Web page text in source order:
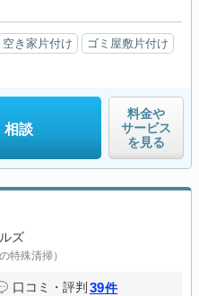
空き家片付け
ゴミ屋敷片付け
相談
料金や
サービス
を見る
ズ
特殊清掃）
口コミ・評判 39件